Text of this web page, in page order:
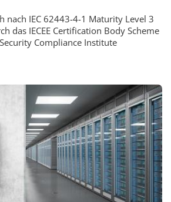
nach IEC 62443-4-1 Maturity Level 3
das IECEE Certification Body Scheme
Compliance Institute